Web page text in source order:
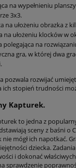
na wypełnieniu
3x3.
na ułożeniu obrazka z
na ułożeniu klocków w
polegająca na
gra, w której dwa
pozwala rozwijać
stopień trudności
Kapturek.
to jedna z
sceny z baśni
nie mógł ich napotkać.
dziecka.
i dokonać
sprawdzenie